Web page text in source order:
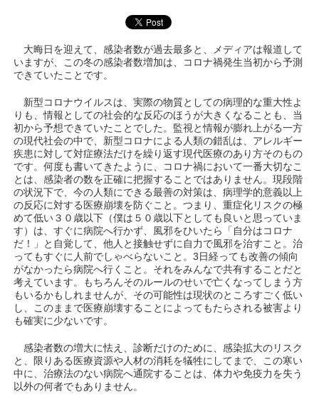
大晦日を迎えて、感染者数が過去最多と、メディアは報道して
いますが、この冬の感染者数増加は、コロナ禍発生当初から予測
できていたことです。
新型コロナウイルスは、実際の物質としての病理的な重大性よ
りも、情報としての社会的な反応のほうが大きくなることも、当
初から予想できていたことでした。監視と情報が膨れ上がる一方
の現代社会の中で、新型コロナによる人類の錯乱は、アレルギー
疾患に対して対症療法だけを繰り返す現代医療のあり方そのもの
です。何度も書いてきたように、コロナ禍において一番大切なこ
とは、感染者の数を正確に把握することではありません。現段階
の状況下で、今の人類にできる最善の対策は、病理学的意義以上
の反応に対する医療崩壊を防ぐこと。つまり、重症化リスクの極
めて低い３０歳以下（僕は５０歳以下としても良いと思っていま
す）は、すぐに病院へ行かず、風邪をひいたら「自分はコロナ
だ！」と自覚して、他人と接触せずに自力で風邪を治すこと。治
ってもすぐに人前でしゃべらないこと。3日経っても改善の傾向
がなかったら病院へ行くこと。それをみんなで共有することだと
考えています。もちろんそのルールのせいで亡くなってしまう方
もいるかもしれませんが、その可能性は現状のところすごく低い
し、このままで医療崩壊することによってもたらされる被害より
も確実に少ないです。
感染者数の増大に怯え、診断だけのために、感染拡大のリスク
と、限りある医療資源や人材の消耗を犠牲にしてまで、この寒い
中に、治療法のない病院へ通院することは、体力や免疫力を失う
以外の何者でもありません。